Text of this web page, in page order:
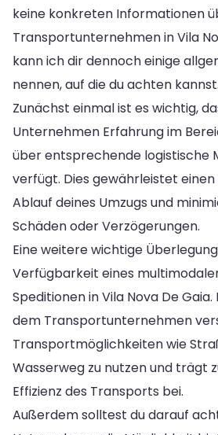
keine konkreten Informationen
Transportunternehmen in Vila
kann ich dir dennoch einige
nennen, auf die du achten kannst.
Zunächst einmal ist es wichtig,
Unternehmen Erfahrung im
über entsprechende logistische
verfügt. Dies gewährleistet
Ablauf deines Umzugs und
Schäden oder Verzögerungen.
Eine weitere wichtige
Verfügbarkeit eines
Speditionen in Vila Nova De
dem Transportunternehmen
Transportmöglichkeiten wie
Wasserweg zu nutzen und trägt
Effizienz des Transports bei.
Außerdem solltest du darauf